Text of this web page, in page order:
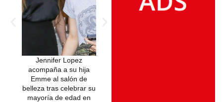
Jennifer Lopez
acompaña a su hija
Emme al salón de
belleza tras celebrar su
mayoría de edad en